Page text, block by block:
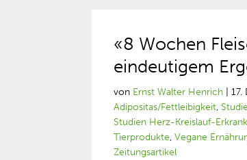
«8 Wochen
eindeutigem
von Ernst Walter Henrich |17.
Adipositas/Fettleibigkeit,
Studien Herz-Kreislauf-
Tierprodukte,Vegane
Zeitungsartikel